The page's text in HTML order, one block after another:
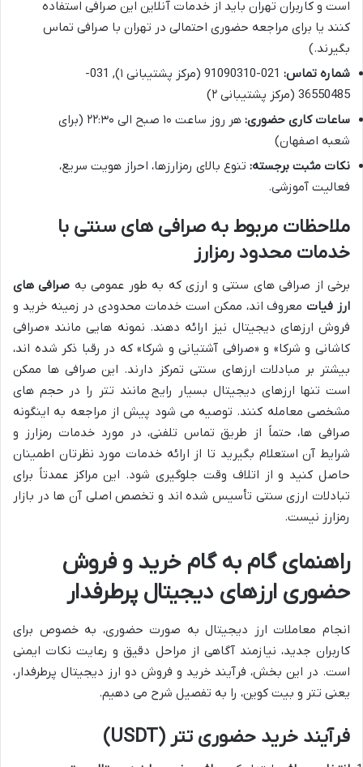
است و کاربران تهران باید از خدمات آنلاین این صرافی استفاده
کنند یا برای مراجعه حضوری احتمالی در تهران با صرافی تماس
بگیرند.)
شماره تماس:
021-91090310 (مرکز پشتیبانی ۱), 031-
36550485 (مرکز پشتیبانی ۲)
ساعات کاری حضوری:
هر روز ساعت ۱۰ صبح الی ۲۲:۳۰ (برای
شعبه اصفهان)
نکات مثبت برجسته: تنوع بالای رمزارزها، احراز هویت سریع،
فعالیت آموزشی.
ملاحظات مربوط به صرافی های سنتی با
خدمات محدود رمزارز
برخی از صرافی های سنتی و ارزی که به طور عمومی به صرافی های
ارز فیات معروف اند، ممکن است خدمات محدودی در زمینه خرید و
فروش ارزهای دیجیتال نیز ارائه دهند. نمونه هایی مانند «صرافی
کاشانی و شرکا» و «صرافی آشتیانی و شرکا» که در رقبا ذکر شده اند،
بیشتر بر مبادلات ارزهای سنتی تمرکز دارند. این صرافی ها ممکن
است تنها ارزهای دیجیتال بسیار رایج مانند تتر را در حجم های
مشخصی معامله کنند. توصیه می شود پیش از مراجعه به اینگونه
صرافی ها، حتماً از طریق تماس تلفنی، در مورد خدمات رمزارز و
شرایط آن استعلام بگیرید تا از ارائه خدمات مورد نظرتان اطمینان
حاصل کنید و از اتلاف وقت جلوگیری شود. این مراکز عمدتاً برای
تبادلات ارزی سنتی تأسیس شده اند و تخصص اصلی آن ها در بازار
رمزارز نیست.
راهنمای گام به گام خرید و فروش
حضوری ارزهای دیجیتال پرطرفدار
انجام معاملات ارز دیجیتال به صورت حضوری، به خصوص برای
کاربران جدید، نیازمند آگاهی از مراحل دقیق و رعایت نکات ایمنی
است. در این بخش، فرآیند خرید و فروش دو ارز دیجیتال پرطرفدار،
یعنی تتر و بیت کوین، را به تفصیل شرح می دهیم.
فرآیند خرید حضوری تتر (USDT)